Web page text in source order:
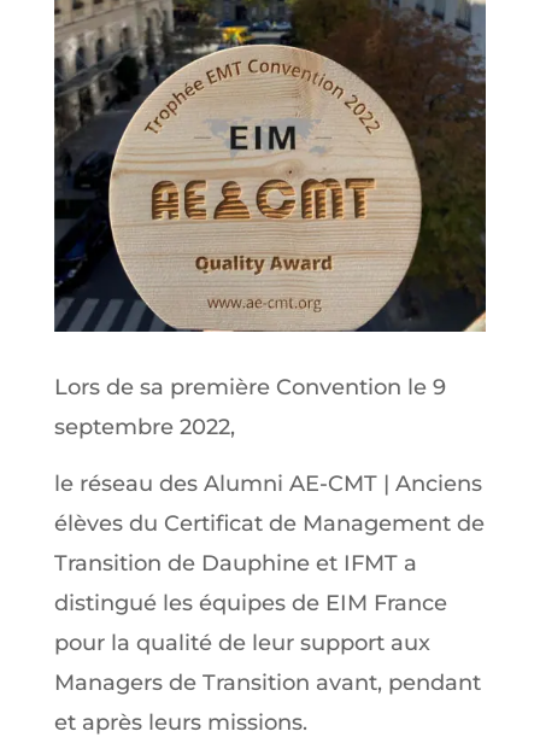
Lors de sa première Convention le 9
septembre 2022,
le réseau des Alumni AE-CMT | Anciens
élèves du Certificat de Management de
Transition de Dauphine et IFMT a
distingué les équipes de EIM France
pour la qualité de leur support aux
Managers de Transition avant, pendant
et après leurs missions.